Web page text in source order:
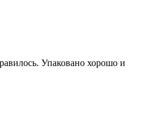
Упаковано хорошо и